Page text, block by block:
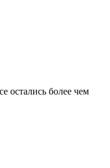
остались более чем